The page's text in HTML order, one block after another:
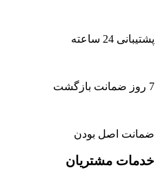
پشتیبانی 24 ساعته
7 روز ضمانت بازگشت
ضمانت اصل بودن
خدمات مشتریان